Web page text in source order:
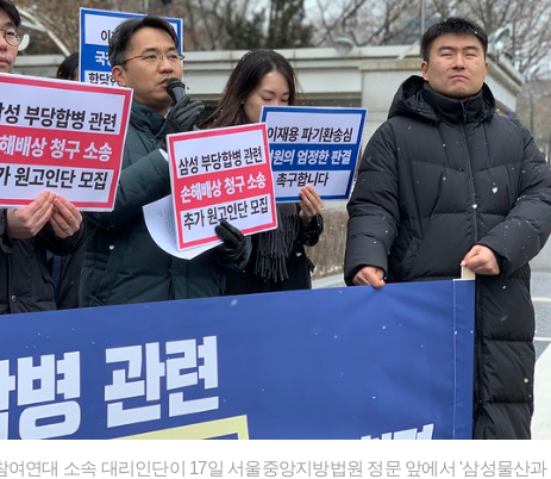
연대 소속 대리인단이 17일 서울중앙지방법원 정문 앞에서 '삼성물산과